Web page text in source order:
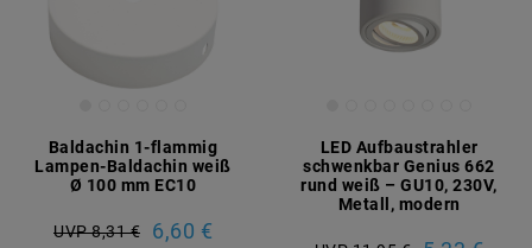
Baldachin 1-flammig
Lampen-Baldachin weiß
Ø 100 mm EC10
UVP 8,31 € 6,60 €
LED Aufbaustrahler
schwenkbar Genius 662
rund weiß – GU10, 230V,
Metall, modern